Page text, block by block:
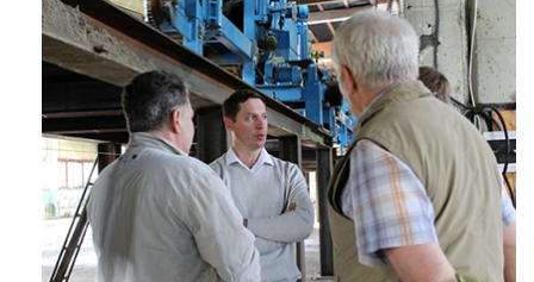
ДЕРЕВЯННОЕ ДОМОСТРОЕНИЕ
ПРОИЗВОДСТВО МЕБЕЛИ
БИОЭНЕРГЕТИКА
ЦБП
ИНСТРУМЕНТ И МАТЕРИАЛЫ
ОФИЦИАЛЬНЫЕ ДЕЛЕГАЦИИ
ПРИОРИТЕТНЫЕ ИНВЕСТПРОЕКТЫ
RUSSIAN FORESTRY REVIEW
ГАЗЕТА ЛЕСПРОМФОРУМ
БИБЛИОТЕКА СПЕЦИАЛИСТА